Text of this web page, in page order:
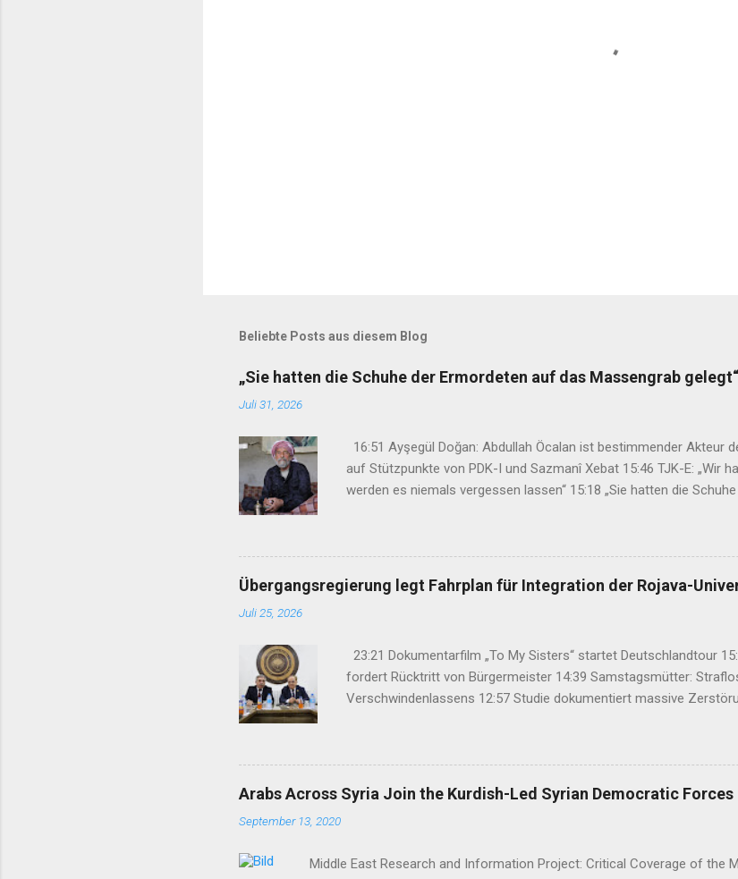
Beliebte Posts aus diesem Blog
„Sie hatten die Schuhe der Ermordeten auf das Massengrab gelegt“
Juli 31, 2026
16:51 Ayşegül Doğan: Abdullah Öcalan ist bestimmender Akteur
auf Stützpunkte von PDK-I und Sazmanî Xebat 15:46 TJK-E: „Wir
werden es niemals vergessen lassen“ 15:18 „Sie hatten die
Anteilnahme nach Kurdistan verabschiedet 07:29 Mehdi Özdemir:
Schweigen der Waffen regeln 13:51 Varisheh Moradi wird
verweigert 13:29 24. Munzur-Kultur- und Naturfestival in Dersim
Übergangsregierung legt Fahrplan für Integration der Rojava-
Juli 25, 2026
23:21 Dokumentarfilm „To My Sisters“ startet Deutschlandtour
fordert Rücktritt von Bürgermeister 14:39 Samstagsmütter:
Verschwindenlassens 12:57 Studie dokumentiert massive
Parteien bekräftigt gemeinsamen Kurs gegen Iran 07:31 Ayla
Beobachtungskommission 00:40 KNK fordert UN-Untersuchung
in Südkurdistan 21:00 Şengal startet zehntägiges Gedenken an den
Arabs Across Syria Join the Kurdish-Led Syrian Democratic Forces
September 13, 2020
Middle East Research and Information Project: Critical Coverage of the